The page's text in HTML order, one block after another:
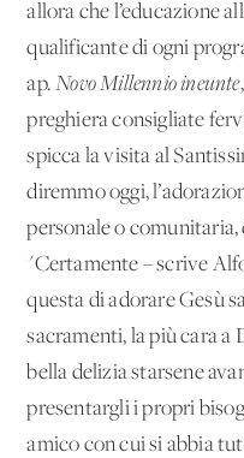
allora che l’educazione
qualificante di ogni
ap.Novo Millennio ineunte
preghiera consigliate
spicca la visita al
diremmo oggi,
personale o comunitaria,
"Certamente – scrive
questa di adorare Gesù
sacramenti, la più cara a
bella delizia starsene
presentargli i propri
amico con cui si abbia